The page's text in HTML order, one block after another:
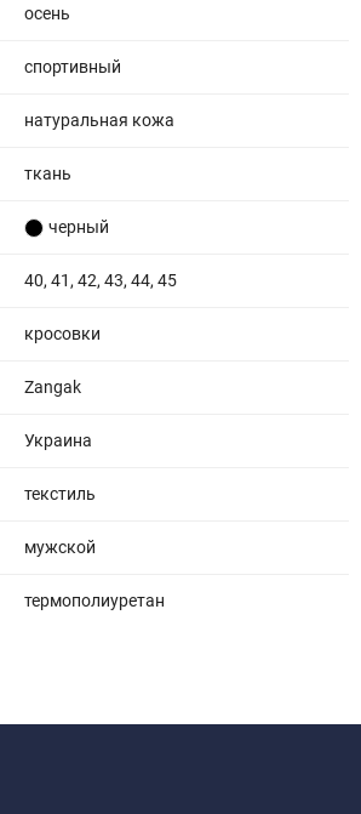
осень
спортивный
натуральная кожа
ткань
черный
40, 41, 42, 43, 44, 45
кросовки
Zangak
Украина
текстиль
мужской
термополиуретан